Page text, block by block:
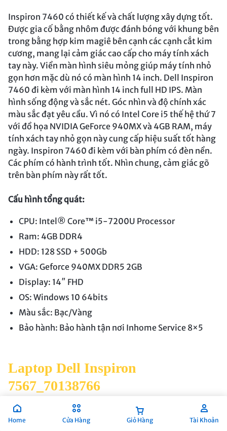
Inspiron 7460 có thiết kế và chất lượng xây dựng tốt.
Được gia cố bằng nhôm được đánh bóng với khung bên
trong bằng hợp kim magiê bên cạnh các cạnh cắt kim
cương, mang lại cảm giác cao cấp cho máy tính xách
tay này. Viền màn hình siêu mỏng giúp máy tính nhỏ
gọn hơn mặc dù nó có màn hình 14 inch. Dell Inspiron
7460 đi kèm với màn hình 14 inch full HD IPS. Màn
hình sống động và sắc nét. Góc nhìn và độ chính xác
màu sắc đạt yêu cầu. Vì nó có Intel Core i5 thế hệ thứ 7
với đồ họa NVIDIA GeForce 940MX và 4GB RAM, máy
tính xách tay nhỏ gọn này cung cấp hiệu suất tốt hàng
ngày. Inspiron 7460 đi kèm với bàn phím có đèn nền.
Các phím có hành trình tốt. Nhìn chung, cảm giác gõ
trên bàn phím này rất tốt.
Cấu hình tổng quát:
CPU: Intel® Core™ i5-7200U Processor
Ram: 4GB DDR4
HDD: 128 SSD + 500Gb
VGA: Geforce 940MX DDR5 2GB
Display: 14″ FHD
OS: Windows 10 64bits
Màu sắc: Bạc/Vàng
Bảo hành: Bảo hành tận nơi Inhome Service 8×5
Laptop Dell Inspiron
7567_70138766
Inspiron 7567 có vẻ ngoài tinh tế trong khi vẫn duy trì
tính toàn vẹn của một máy tính xách tay chơi game.
Home Cửa Hàng Giỏ Hàng Tài Khoản